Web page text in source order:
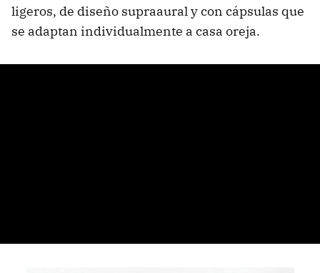
ligeros, de diseño supraaural y con cápsulas que
se adaptan individualmente a casa oreja.